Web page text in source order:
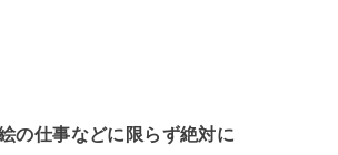
の仕事などに限らず絶対に